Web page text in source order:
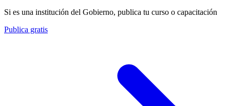
Si es una institución del Gobierno, publica tu curso o capacitación
Publica gratis